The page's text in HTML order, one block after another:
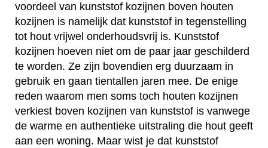
voordeel van kunststof kozijnen boven houten
kozijnen is namelijk dat kunststof in tegenstelling
tot hout vrijwel onderhoudsvrij is. Kunststof
kozijnen hoeven niet om de paar jaar geschilderd
te worden. Ze zijn bovendien erg duurzaam in
gebruik en gaan tientallen jaren mee. De enige
reden waarom men soms toch houten kozijnen
verkiest boven kozijnen van kunststof is vanwege
de warme en authentieke uitstraling die hout geeft
aan een woning. Maar wist je dat kunststof